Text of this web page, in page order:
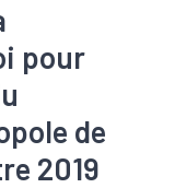
pour
de
2019